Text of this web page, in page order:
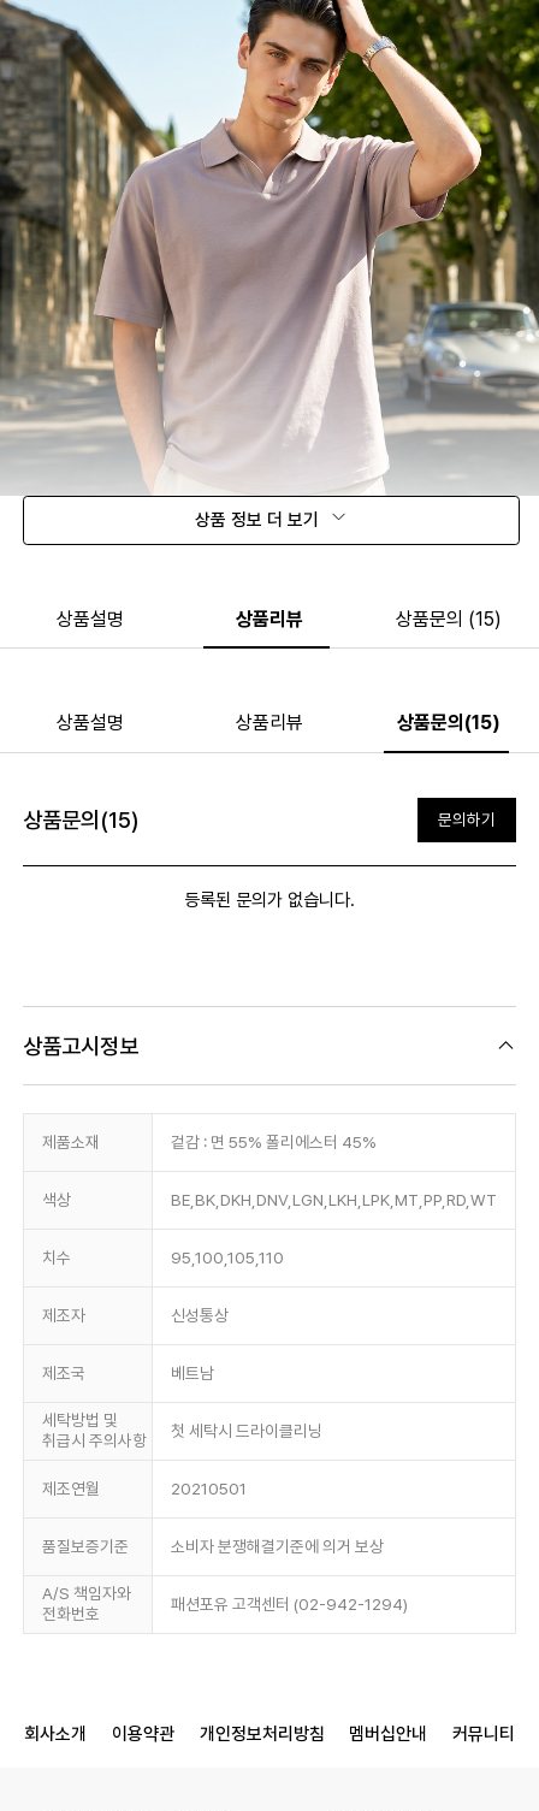
상품 정보 더 보기
상품설명 상품리뷰 상품문의 (15)
상품설명 상품리뷰 상품문의(15)
상품문의(15) 문의하기
등록된 문의가 없습니다.
상품고시정보
제품소재 겉감 : 면 55% 폴리에스터 45%
색상 BE,BK,DKH,DNV,LGN,LKH,LPK,MT,PP,RD,WT
치수 95,100,105,110
제조자 신성통상
제조국 베트남
세탁방법 및
취급시 주의사항
첫 세탁시 드라이클리닝
제조연월 20210501
품질보증기준 소비자 분쟁해결기준에 의거 보상
A/S 책임자와
전화번호
패션포유 고객센터 (02-942-1294)
회사소개 이용약관 개인정보처리방침 멤버십안내 커뮤니티